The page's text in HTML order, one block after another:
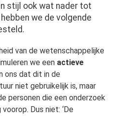
stijl ook wat nader tot
we de volgende
van de wetenschappelijke
we een actieve
ons dat dit in de
niet gebruikelijk is, maar
personen die een onderzoek
Dus niet: ‘De